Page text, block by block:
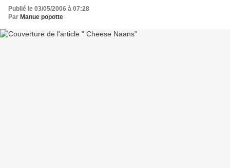
Publié le 03/05/2006 à 07:28
Par Manue popotte